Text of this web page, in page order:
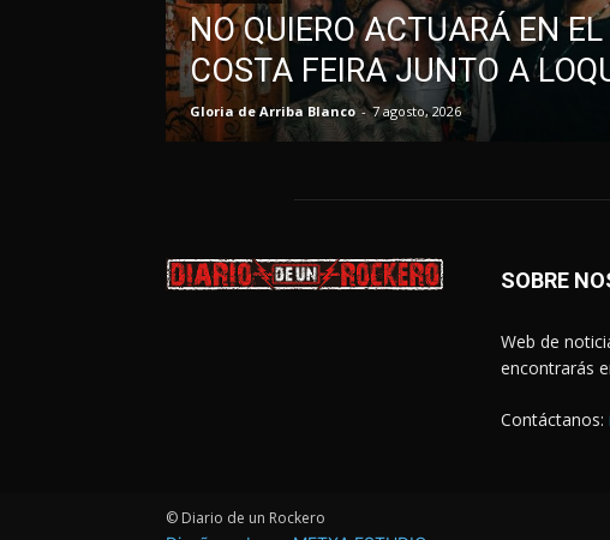
NO QUIERO ACTUARÁ EN
COSTA FEIRA JUNTO A
Gloria de Arriba Blanco - 7 agosto, 2026
SOBRE
Web de
encontrarás
Contáctanos:
© Diario de un Rockero